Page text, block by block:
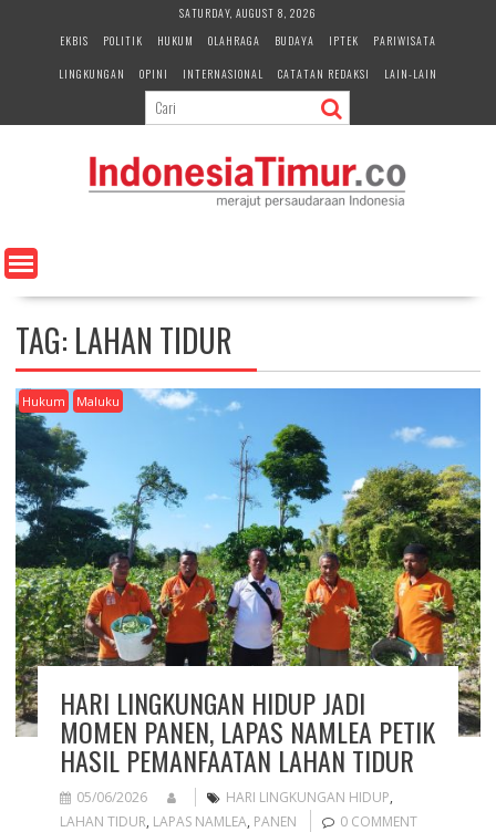
e
n
SATURDAY, AUGUST 8, 2026
EKBIS
POLITIK HUKUM OLAHRAGA BUDAYA IPTEK
PARIWISATA
LINGKUNGAN
OPINI INTERNASIONAL CATATAN REDAKSI LAIN-LAIN
TAG: LAHAN TIDUR
Hukum Maluku
HARI LINGKUNGAN HIDUP JADI
MOMEN PANEN, LAPAS NAMLEA PETIK
HASIL PEMANFAATAN LAHAN TIDUR
05/06/2026 HARI LINGKUNGAN HIDUP,
LAHAN TIDUR, LAPAS NAMLEA, PANEN 0 COMMENT